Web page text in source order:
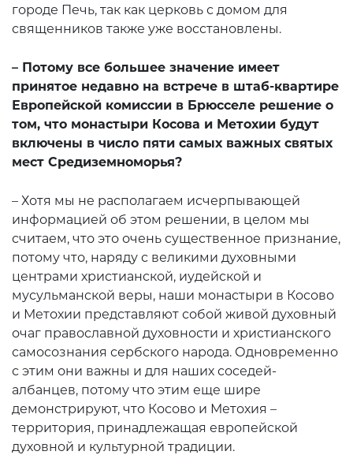
городе Печь, так как церковь с домом для
священников также уже восстановлены.
– Потому все большее значение имеет
принятое недавно на встрече в штаб-квартире
Европейской комиссии в Брюсселе решение о
том, что монастыри Косова и Метохии будут
включены в число пяти самых важных святых
мест Средиземноморья?
– Хотя мы не располагаем исчерпывающей
информацией об этом решении, в целом мы
считаем, что это очень существенное признание,
потому что, наряду с великими духовными
центрами христианской, иудейской и
мусульманской веры, наши монастыри в Косово
и Метохии представляют собой живой духовный
очаг православной духовности и христианского
самосознания сербского народа. Одновременно
с этим они важны и для наших соседей-
албанцев, потому что этим еще шире
демонстрируют, что Косово и Метохия –
территория, принадлежащая европейской
духовной и культурной традиции.